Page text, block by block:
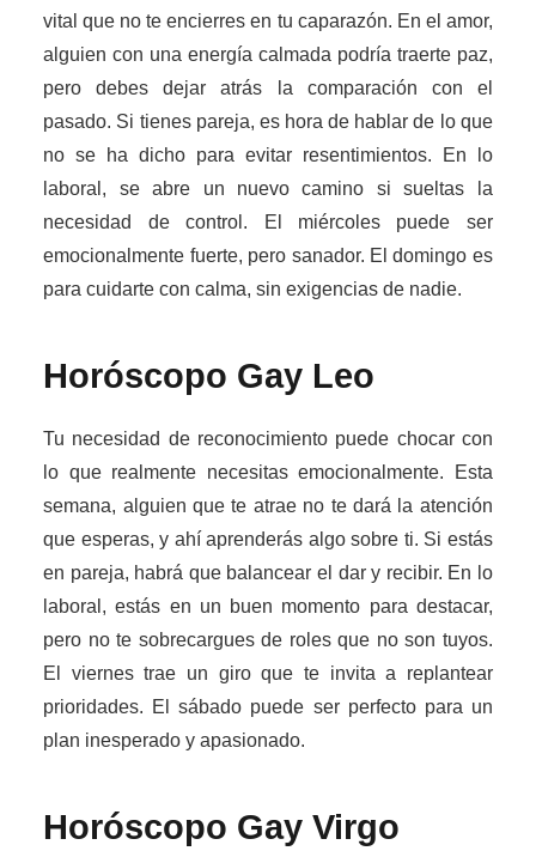
vital que no te encierres en tu caparazón. En el amor,
alguien con una energía calmada podría traerte paz,
pero debes dejar atrás la comparación con el
pasado. Si tienes pareja, es hora de hablar de lo que
no se ha dicho para evitar resentimientos. En lo
laboral, se abre un nuevo camino si sueltas la
necesidad de control. El miércoles puede ser
emocionalmente fuerte, pero sanador. El domingo es
para cuidarte con calma, sin exigencias de nadie.
Horóscopo Gay Leo
Tu necesidad de reconocimiento puede chocar con
lo que realmente necesitas emocionalmente. Esta
semana, alguien que te atrae no te dará la atención
que esperas, y ahí aprenderás algo sobre ti. Si estás
en pareja, habrá que balancear el dar y recibir. En lo
laboral, estás en un buen momento para destacar,
pero no te sobrecargues de roles que no son tuyos.
El viernes trae un giro que te invita a replantear
prioridades. El sábado puede ser perfecto para un
plan inesperado y apasionado.
Horóscopo GayVirgo